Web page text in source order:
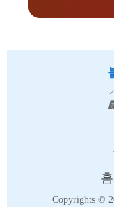
Copyrights ©